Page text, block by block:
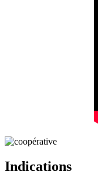
Indications